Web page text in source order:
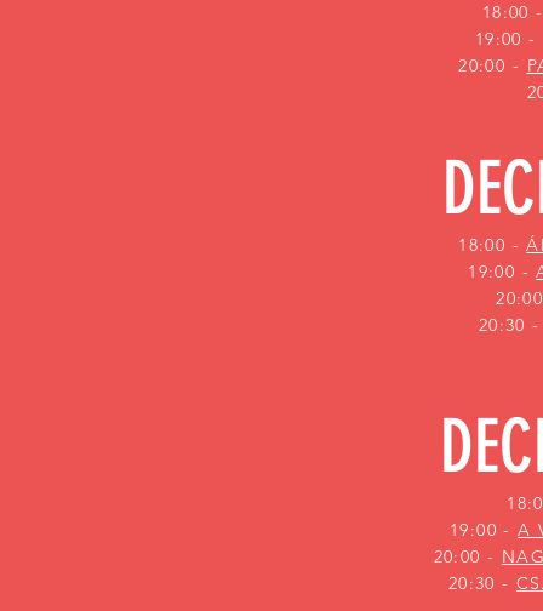
18:00
19:00 -
20:00 -
18:00 -
19:00 -
20:30
19:00 -A
20:00 -
20:30 -